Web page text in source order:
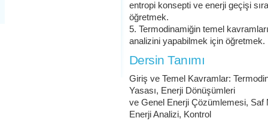
entropi konsepti ve enerji geçişi
öğretmek.
5. Termodinamiğin temel
analizini yapabilmek için öğretmek.
Dersin Tanımı
Giriş ve Temel Kavramlar:
Yasası, Enerji Dönüşümleri
ve Genel Enerji Çözümlemesi, Saf
Enerji Analizi, Kontrol